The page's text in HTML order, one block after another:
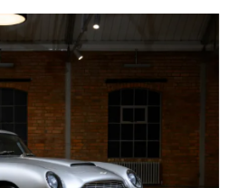
კადრებს
ვიცი,
სექტემბრიდან
ამოქმედდება და 60
წელს გადაცილებულ
საქართველოს
ეროვნული ბანკი
განცხადებას
ავრცელებს